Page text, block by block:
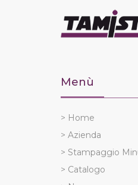
Menù
> Home
> Azienda
> Stampaggio
> Catalogo